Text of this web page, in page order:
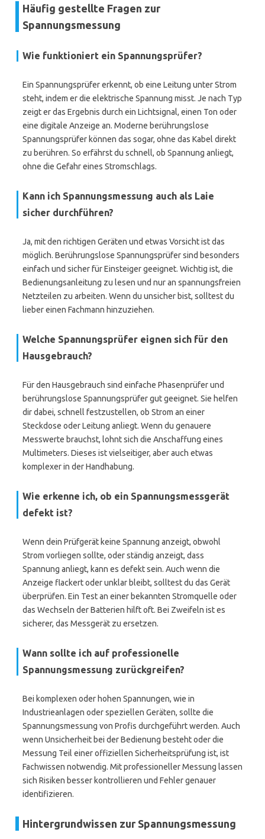
Häufig gestellte Fragen zur
Spannungsmessung
Wie funktioniert ein Spannungsprüfer?
Ein Spannungsprüfer erkennt, ob eine Leitung unter Strom
steht, indem er die elektrische Spannung misst. Je nach Typ
zeigt er das Ergebnis durch ein Lichtsignal, einen Ton oder
eine digitale Anzeige an. Moderne berührungslose
Spannungsprüfer können das sogar, ohne das Kabel direkt
zu berühren. So erfährst du schnell, ob Spannung anliegt,
ohne die Gefahr eines Stromschlags.
Kann ich Spannungsmessung auch als Laie
sicher durchführen?
Ja, mit den richtigen Geräten und etwas Vorsicht ist das
möglich. Berührungslose Spannungsprüfer sind besonders
einfach und sicher für Einsteiger geeignet. Wichtig ist, die
Bedienungsanleitung zu lesen und nur an spannungsfreien
Netzteilen zu arbeiten. Wenn du unsicher bist, solltest du
lieber einen Fachmann hinzuziehen.
Welche Spannungsprüfer eignen sich für den
Hausgebrauch?
Für den Hausgebrauch sind einfache Phasenprüfer und
berührungslose Spannungsprüfer gut geeignet. Sie helfen
dir dabei, schnell festzustellen, ob Strom an einer
Steckdose oder Leitung anliegt. Wenn du genauere
Messwerte brauchst, lohnt sich die Anschaffung eines
Multimeters. Dieses ist vielseitiger, aber auch etwas
komplexer in der Handhabung.
Wie erkenne ich, ob ein Spannungsmessgerät
defekt ist?
Wenn dein Prüfgerät keine Spannung anzeigt, obwohl
Strom vorliegen sollte, oder ständig anzeigt, dass
Spannung anliegt, kann es defekt sein. Auch wenn die
Anzeige flackert oder unklar bleibt, solltest du das Gerät
überprüfen. Ein Test an einer bekannten Stromquelle oder
das Wechseln der Batterien hilft oft. Bei Zweifeln ist es
sicherer, das Messgerät zu ersetzen.
Wann sollte ich auf professionelle
Spannungsmessung zurückgreifen?
Bei komplexen oder hohen Spannungen, wie in
Industrieanlagen oder speziellen Geräten, sollte die
Spannungsmessung von Profis durchgeführt werden. Auch
wenn Unsicherheit bei der Bedienung besteht oder die
Messung Teil einer offiziellen Sicherheitsprüfung ist, ist
Fachwissen notwendig. Mit professioneller Messung lassen
sich Risiken besser kontrollieren und Fehler genauer
identifizieren.
Hintergrundwissen zur Spannungsmessung